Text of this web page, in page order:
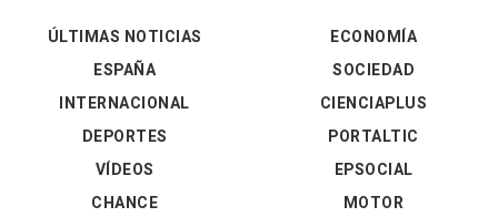
ÚLTIMAS NOTICIAS
ESPAÑA
INTERNACIONAL
DEPORTES
VÍDEOS
ECONOMÍA
SOCIEDAD
CIENCIAPLUS
PORTALTIC
EPSOCIAL
CHANCE
MOTOR